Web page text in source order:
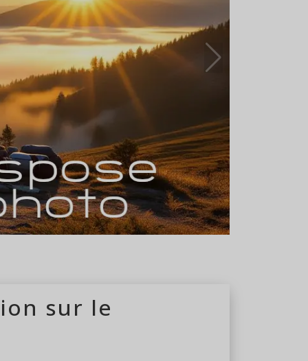
14/04 au 16/10
sur le